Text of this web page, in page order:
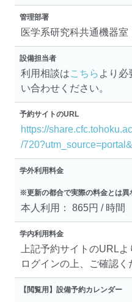
管理部署
医学系研究科共通機器室
設備担当者
利用相談はこちら より必
い合わせください。
予約サイトのURL
https://
/
学外利用料金
※更新の都合で実際の料金とは異
本人利用： 865円 / 時間
学内利用料金
上記予約サイトのURL
ログインの上、ご確認く
【閲覧用】設備予約カレンダー